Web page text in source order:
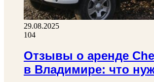
29.08.2025
104
Отзывы о аренде
в Владимире: что